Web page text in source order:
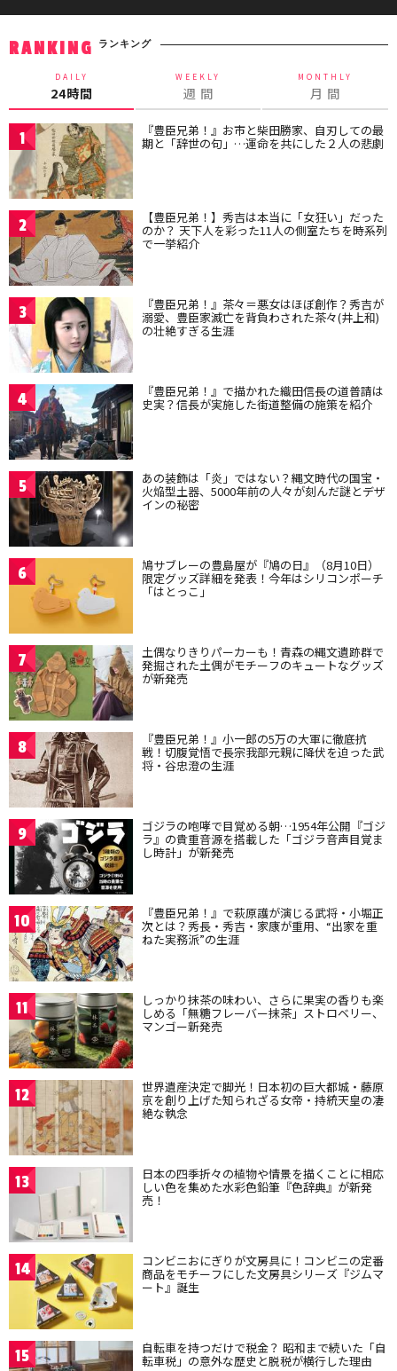
RANKING ランキング
DAILY
24時間
WEEKLY
週 間
MONTHLY
月 間
1 『豊臣兄弟！』お市と柴田勝家、自刃しての最
期と「辞世の句」…運命を共にした２人の悲劇
2 【豊臣兄弟！】秀吉は本当に「女狂い」だった
のか？ 天下人を彩った11人の側室たちを時系列
で一挙紹介
3 『豊臣兄弟！』茶々＝悪女はほぼ創作？秀吉が
溺愛、豊臣家滅亡を背負わされた茶々(井上和)
の壮絶すぎる生涯
4 『豊臣兄弟！』で描かれた織田信長の道普請は
史実？信長が実施した街道整備の施策を紹介
5 あの装飾は「炎」ではない？縄文時代の国宝・
火焔型土器、5000年前の人々が刻んだ謎とデザ
インの秘密
6 鳩サブレーの豊島屋が『鳩の日』（8月10日）
限定グッズ詳細を発表！今年はシリコンポーチ
「はとっこ」
7 土偶なりきりパーカーも！青森の縄文遺跡群で
発掘された土偶がモチーフのキュートなグッズ
が新発売
8 『豊臣兄弟！』小一郎の5万の大軍に徹底抗
戦！切腹覚悟で長宗我部元親に降伏を迫った武
将・谷忠澄の生涯
9 ゴジラの咆哮で目覚める朝…1954年公開『ゴジ
ラ』の貴重音源を搭載した「ゴジラ音声目覚ま
し時計」が新発売
10 『豊臣兄弟！』で萩原護が演じる武将・小堀正
次とは？秀長・秀吉・家康が重用、“出家を重
ねた実務派”の生涯
11 しっかり抹茶の味わい、さらに果実の香りも楽
しめる「無糖フレーバー抹茶」ストロベリー、
マンゴー新発売
12 世界遺産決定で脚光！日本初の巨大都城・藤原
京を創り上げた知られざる女帝・持統天皇の凄
絶な執念
13 日本の四季折々の植物や情景を描くことに相応
しい色を集めた水彩色鉛筆『色辞典』が新発
売！
14 コンビニおにぎりが文房具に！コンビニの定番
商品をモチーフにした文房具シリーズ『ジムマ
ート』誕生
15 自転車を持つだけで税金？ 昭和まで続いた「自
転車税」の意外な歴史と脱税が横行した理由